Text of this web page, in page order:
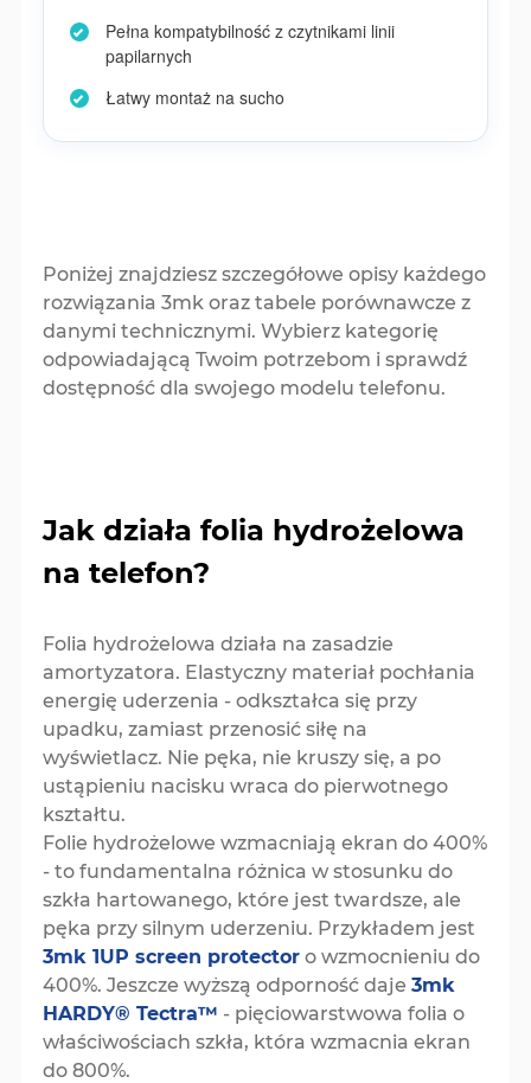
Pełna kompatybilność z czytnikami linii
papilarnych
Łatwy montaż na sucho
Poniżej znajdziesz szczegółowe opisy każdego
rozwiązania 3mk oraz tabele porównawcze z
danymi technicznymi. Wybierz kategorię
odpowiadającą Twoim potrzebom i sprawdź
dostępność dla swojego modelu telefonu.
Jak działa folia hydrożelowa
na telefon?
Folia hydrożelowa działa na zasadzie
amortyzatora. Elastyczny materiał pochłania
energię uderzenia - odkształca się przy
upadku, zamiast przenosić siłę na
wyświetlacz. Nie pęka, nie kruszy się, a po
ustąpieniu nacisku wraca do pierwotnego
kształtu.
Folie hydrożelowe wzmacniają ekran do 400%
- to fundamentalna różnica w stosunku do
szkła hartowanego, które jest twardsze, ale
pęka przy silnym uderzeniu. Przykładem jest
3mk 1UP screen protector o wzmocnieniu do
400%. Jeszcze wyższą odporność daje 3mk
HARDY® Tectra™ - pięciowarstwowa folia o
właściwościach szkła, która wzmacnia ekran
do 800%.